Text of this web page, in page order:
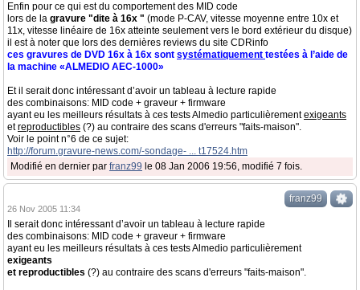
Enfin pour ce qui est du comportement des MID code
lors de la gravure "dite à 16x " (mode P-CAV, vitesse moyenne entre 10x et
11x, vitesse linéaire de 16x atteinte seulement vers le bord extérieur du disque)
il est à noter que lors des dernières reviews du site CDRinfo
ces gravures de DVD 16x à 16x sont systématiquement testées à l’aide de
la machine «ALMEDIO AEC-1000»
Et il serait donc intéressant d’avoir un tableau à lecture rapide
des combinaisons: MID code + graveur + firmware
ayant eu les meilleurs résultats à ces tests Almedio particulièrementexigeants
etreproductibles (?) au contraire des scans d'erreurs "faits-maison".
Voir le point n°6 de ce sujet:
http://forum.gravure-news.com/-sondage- ... t17524.htm
Modifié en dernier par franz99 le 08 Jan 2006 19:56, modifié 7 fois.
franz99
26 Nov 2005 11:34
Il serait donc intéressant d’avoir un tableau à lecture rapide
des combinaisons: MID code + graveur + firmware
ayant eu les meilleurs résultats à ces tests Almedio particulièrement
exigeants
et reproductibles (?) au contraire des scans d'erreurs "faits-maison".